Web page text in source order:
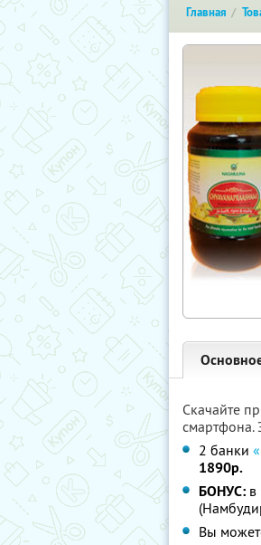
Главная
Скачайте
смартфона.
2 банки
1890р.
БОНУС: в
Вы